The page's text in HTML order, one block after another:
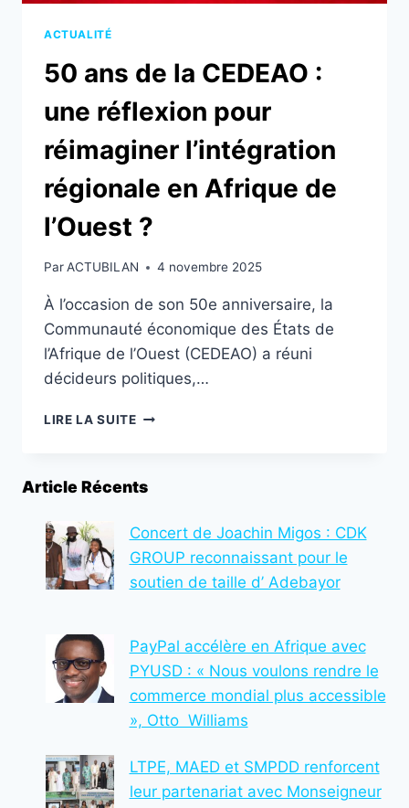
ACTUALITÉ
50 ans de la CEDEAO :
une réflexion pour
réimaginer l’intégration
régionale en Afrique de
l’Ouest ?
ParACTUBILAN 4 novembre 2025
À l’occasion de son 50e anniversaire, la
Communauté économique des États de
l’Afrique de l’Ouest (CEDEAO) a réuni
décideurs politiques,…
LIRE LA SUITE50
CEDEAO
UNE
RÉFLEXION
POUR
RÉIMAGINER
EN
AFRIQUE
L’OUEST
?
Article Récents
Concert de Joachin Migos : CDK
GROUP reconnaissant pour le
soutien de taille d’ Adebayor
PayPal accélère en Afrique avec
PYUSD : « Nous voulons rendre le
commerce mondial plus accessible
», Otto Williams
LTPE, MAED et SMPDD renforcent
leur partenariat avec Monseigneur